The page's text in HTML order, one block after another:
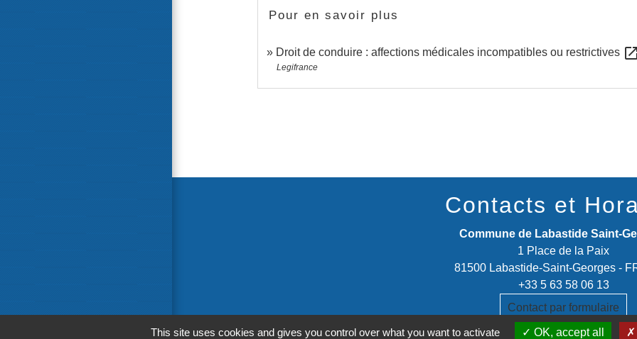
Pour en savoir plus
Droit de conduire : affections médicales incompatibles ou restrictives open_in_new
Legifrance
Contacts et
Commune de Labastide Saint-
1 Place de la Paix
81500 Labastide-Saint-Georges -
+33 5 63 58 06 13
Contact par formulaire
This site uses cookies and gives you control over what you want to activate OK, accept all